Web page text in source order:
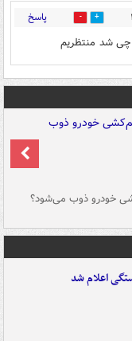
0 پاسخ
چی شد منتظریم
خودرو ذوب می‌شود؟
اعلام شد